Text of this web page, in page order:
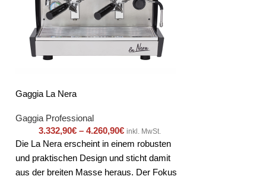
Gaggia La Nera
Gaggia Professional
3.332,90€ –4.260,90€ inkl. MwSt.
Die La Nera erscheint in einem robusten
und praktischen Design und sticht damit
aus der breiten Masse heraus. Der Fokus